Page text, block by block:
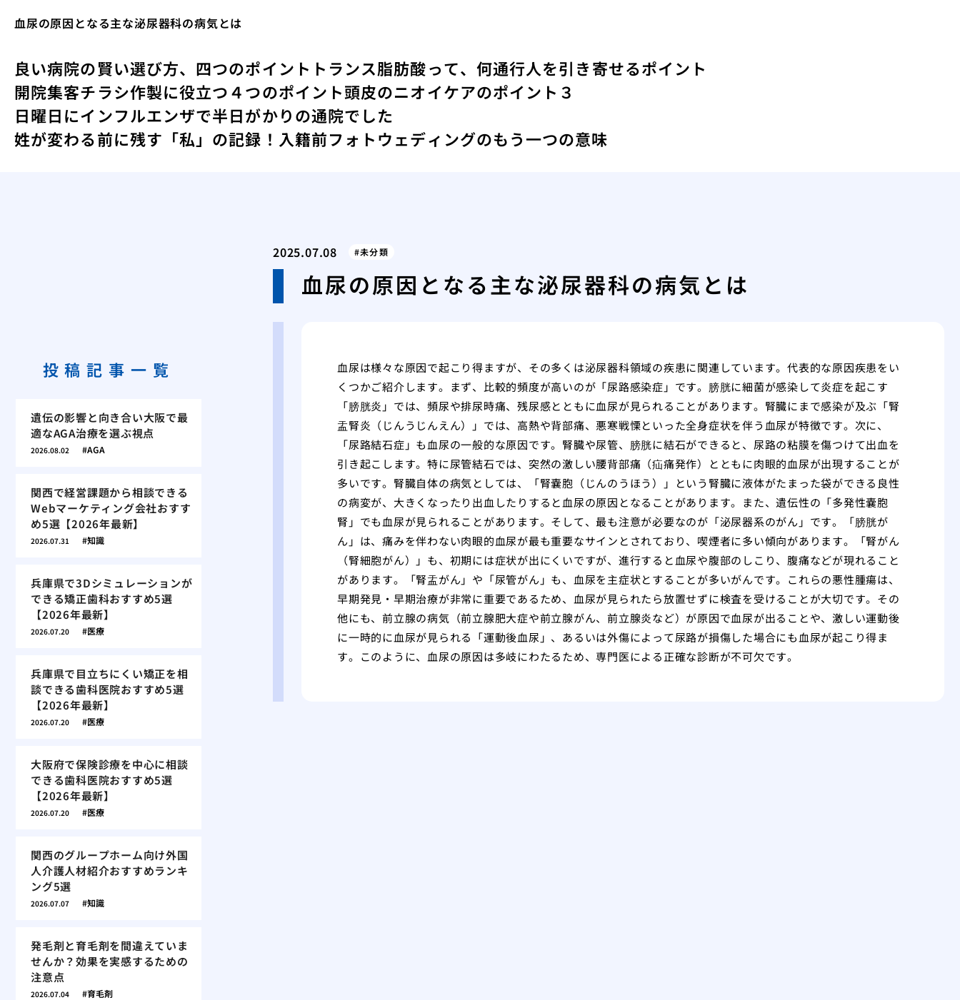
血尿の原因となる主な泌尿器科の病気とは
良い病院の賢い選び方、四つのポイント トランス脂肪酸って、何通行人を引き寄せるポイント
開院集客チラシ作製に役立つ４つのポイント頭皮のニオイケアのポイント３
日曜日にインフルエンザで半日がかりの通院でした
姓が変わる前に残す「私」の記録！入籍前フォトウェディングのもう一つの意味
2025.07.08 未分類
血尿の原因となる主な泌尿器科の病気とは
血尿は様々な原因で起こり得ますが、その多くは泌尿器科領域の疾患に関連しています。代表的な原因疾患をい
くつかご紹介します。まず、比較的頻度が高いのが「尿路感染症」です。膀胱に細菌が感染して炎症を起こす
「膀胱炎」では、頻尿や排尿時痛、残尿感とともに血尿が見られることがあります。腎臓にまで感染が及ぶ「腎
盂腎炎（じんうじんえん）」では、高熱や背部痛、悪寒戦慄といった全身症状を伴う血尿が特徴です。次に、
「尿路結石症」も血尿の一般的な原因です。腎臓や尿管、膀胱に結石ができると、尿路の粘膜を傷つけて出血を
引き起こします。特に尿管結石では、突然の激しい腰背部痛（疝痛発作）とともに肉眼的血尿が出現することが
多いです。腎臓自体の病気としては、「腎嚢胞（じんのうほう）」という腎臓に液体がたまった袋ができる良性
の病変が、大きくなったり出血したりすると血尿の原因となることがあります。また、遺伝性の「多発性嚢胞
腎」でも血尿が見られることがあります。そして、最も注意が必要なのが「泌尿器系のがん」です。「膀胱が
ん」は、痛みを伴わない肉眼的血尿が最も重要なサインとされており、喫煙者に多い傾向があります。「腎がん
（腎細胞がん）」も、初期には症状が出にくいですが、進行すると血尿や腹部のしこり、腹痛などが現れること
があります。「腎盂がん」や「尿管がん」も、血尿を主症状とすることが多いがんです。これらの悪性腫瘍は、
早期発見・早期治療が非常に重要であるため、血尿が見られたら放置せずに検査を受けることが大切です。その
他にも、前立腺の病気（前立腺肥大症や前立腺がん、前立腺炎など）が原因で血尿が出ることや、激しい運動後
に一時的に血尿が見られる「運動後血尿」、あるいは外傷によって尿路が損傷した場合にも血尿が起こり得ま
す。このように、血尿の原因は多岐にわたるため、専門医による正確な診断が不可欠です。
投稿記事一覧
遺伝の影響と向き合い大阪で最
適なAGA治療を選ぶ視点
2026.08.02 AGA
関西で経営課題から相談できる
Webマーケティング会社おすす
め5選【2026年最新】
2026.07.31 知識
兵庫県で3Dシミュレーションが
できる矯正歯科おすすめ5選
【2026年最新】
2026.07.20 医療
兵庫県で目立ちにくい矯正を相
談できる歯科医院おすすめ5選
【2026年最新】
2026.07.20 医療
大阪府で保険診療を中心に相談
できる歯科医院おすすめ5選
【2026年最新】
2026.07.20 医療
関西のグループホーム向け外国
人介護人材紹介おすすめランキ
ング5選
2026.07.07 知識
発毛剤と育毛剤を間違えていま
せんか？効果を実感するための
注意点
2026.07.04 育毛剤